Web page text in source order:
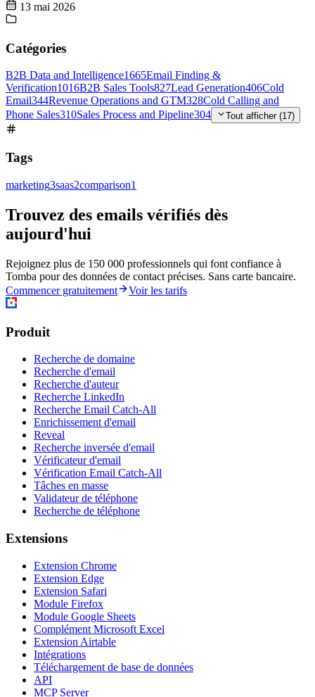
13 mai 2026
Catégories
B2B Data and Intelligence1665Email Finding &
Verification1016B2B Sales Tools827Lead Generation406Cold
Email344Revenue Operations and GTM328Cold Calling and
Phone Sales310Sales Process and Pipeline304 Tout afficher (17)
Tags
marketing3saas2comparison1
Trouvez des emails vérifiés dès
aujourd'hui
Rejoignez plus de 150 000 professionnels qui font confiance à
Tomba pour des données de contact précises. Sans carte bancaire.
Commencer gratuitement
Voir les tarifs
Produit
Recherche de domaine
Recherche d'email
Recherche d'auteur
Recherche LinkedIn
Recherche Email Catch-All
Enrichissement d'email
Reveal
Recherche inversée d'email
Vérificateur d'email
Vérification Email Catch-All
Tâches en masse
Validateur de téléphone
Recherche de téléphone
Extensions
Extension Chrome
Extension Edge
Extension Safari
Module Firefox
Module Google Sheets
Complément Microsoft Excel
Extension Airtable
Intégrations
Téléchargement de base de données
API
MCP Server